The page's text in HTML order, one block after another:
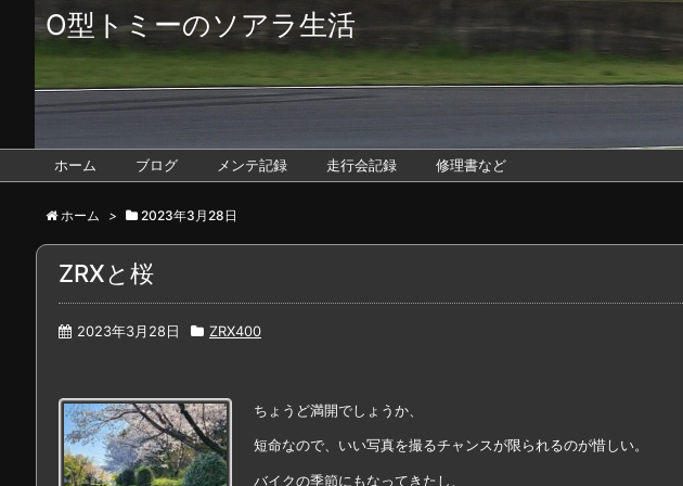
O型トミーのソアラ生活
ホーム ブログ メンテ記録 走行会記録 修理書など
ホーム > 2023年3月28日
ZRXと桜
2023年3月28日 ZRX400
ちょうど満開でしょうか、
短命なので、いい写真を撮るチャンスが限られるのが惜しい。
バイクの季節にもなってきたし、